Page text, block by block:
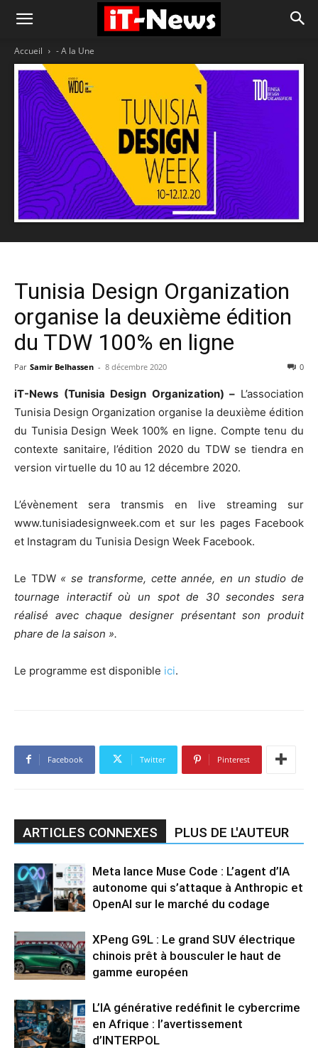
Accueil - A la Une
Tunisia Design Organization
organise la deuxième édition
du TDW 100% en ligne
Par Samir Belhassen - 8 décembre 2020 0
iT-News (Tunisia Design Organization) – L’association
Tunisia Design Organization organise la deuxième édition
du Tunisia Design Week 100% en ligne. Compte tenu du
contexte sanitaire, l’édition 2020 du TDW se tiendra en
version virtuelle du 10 au 12 décembre 2020.
L’évènement sera transmis en live streaming sur
www.tunisiadesignweek.com et sur les pages Facebook
et Instagram du Tunisia Design Week Facebook.
Le TDW « se transforme, cette année, en un studio de
tournage interactif où un spot de 30 secondes sera
réalisé avec chaque designer présentant son produit
phare de la saison ».
Le programme est disponible ici.
Facebook Twitter Pinterest
ARTICLES CONNEXES PLUS DE L'AUTEUR
Meta lance Muse Code : L’agent d’IA
autonome qui s’attaque à Anthropic et
OpenAI sur le marché du codage
XPeng G9L : Le grand SUV électrique
chinois prêt à bousculer le haut de
gamme européen
L’IA générative redéfinit le cybercrime
en Afrique : l’avertissement
d’INTERPOL